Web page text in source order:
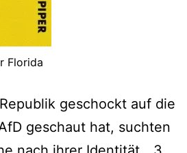
Florida
geschockt auf die
geschaut hat, suchten